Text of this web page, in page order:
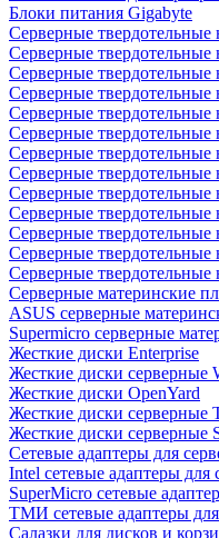
Блоки питания Gigabyte
Серверные твердотельные
Cерверные твердотельные
Cерверные
Cерверные твердотельные
Cерверные твердотельные
Серверные твердотельные
Серверные твердотельные
Cерверные твердотельные
Cерверные твердотельные
Cерверные
Cерверные твердотельные
Cерверные твердотельные
Cерверные
Серверные материнские
ASUS серверные
Supermicro серверные
Жесткие диски Enterprise
Жесткие диски серверные
Жесткие диски OpenYard
Жесткие диски серверные
Жесткие диски серверные
Сетевые адаптеры для
Intel сетевые адаптеры для
SuperMicro сетевые
ТМИ сетевые адаптеры для
Салазки для дисков и